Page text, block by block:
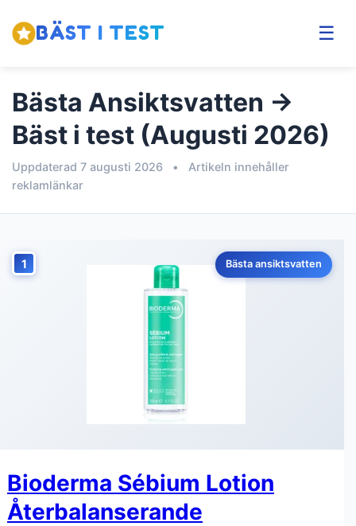
BÄST I TEST ☰
Bästa Ansiktsvatten →
Bäst i test (Augusti 2026)
Uppdaterad 7 augusti 2026 •
Artikeln innehåller
reklamlänkar
1 Bästa ansiktsvatten
Bioderma Sébium Lotion
Återbalanserande